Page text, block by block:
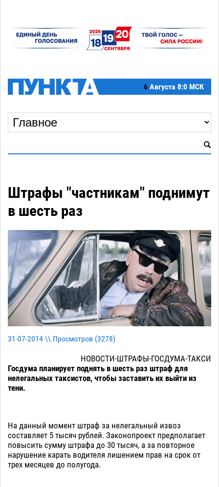
6 Августа 8:0 МСК
Штрафы "частникам" поднимут
в шесть раз
31-07-2014 \\ Просмотров (3278)
НОВОСТИ-ШТРАФЫ-ГОСДУМА-ТАКСИ
Госдума планирует поднять в шесть раз штраф для
нелегальных таксистов, чтобы заставить их выйти из
тени.
На данный момент штраф за нелегальный извоз
составляет 5 тысяч рублей. Законопроект предполагает
повысить сумму штрафа до 30 тысяч, а за повторное
нарушение карать водителя лишением прав на срок от
трех месяцев до полугода.